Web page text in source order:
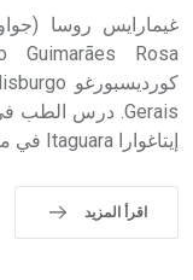
الملوك الذين
التاسع، وهمإيتاغوارا Itaguara في منطقة السيرتاو Sertão حيث مارس مهنته.
اقرأ المزيد